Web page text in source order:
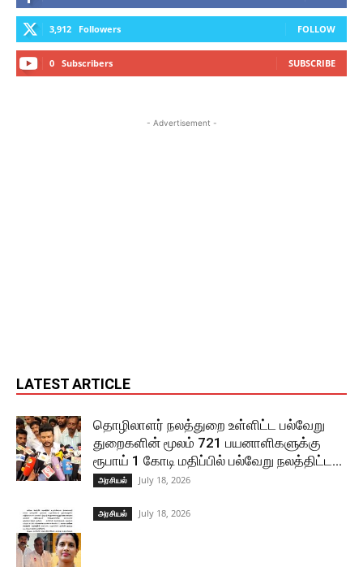
3,912 Followers FOLLOW
0 Subscribers SUBSCRIBE
- Advertisement -
LATEST ARTICLE
தொழிலாளர் நலத்துறை உள்ளிட்ட பல்வேறு
துறைகளின் மூலம் 721 பயனாளிகளுக்கு
ரூபாய் 1 கோடி மதிப்பில் பல்வேறு நலத்திட்ட...
அரசியல் July 18, 2026
அரசியல் July 18, 2026